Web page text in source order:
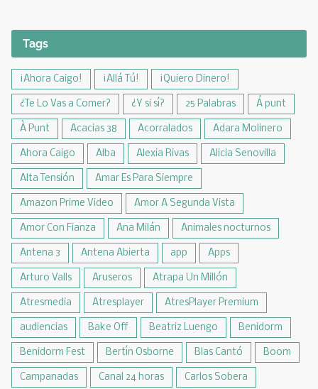
Tags
¡Ahora Caigo! ¡Allá Tú! ¡Quiero Dinero!
¿Te Lo Vas a Comer? ¿Y si sí? 25 Palabras Á punt
À Punt Acacias 38 Acorralados Adara Molinero
Ahora Caigo Alba Alexia Rivas Alicia Senovilla
Alta Tensión Amar Es Para Siempre
Amazon Prime Video Amor A Segunda Vista
Amor Con Fianza Ana Milán Animales nocturnos
Antena 3 Antena Abierta app Apps
Arturo Valls Aruseros Atrapa Un Millón
Atresmedia Atresplayer AtresPlayer Premium
audiencias Bake Off Beatriz Luengo Benidorm
Benidorm Fest Bertín Osborne Blas Cantó Boom
Campanadas Canal 24 horas Carlos Sobera